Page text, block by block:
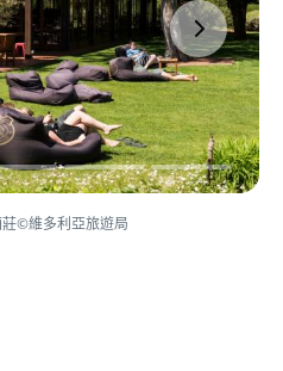
©維多利亞旅遊局